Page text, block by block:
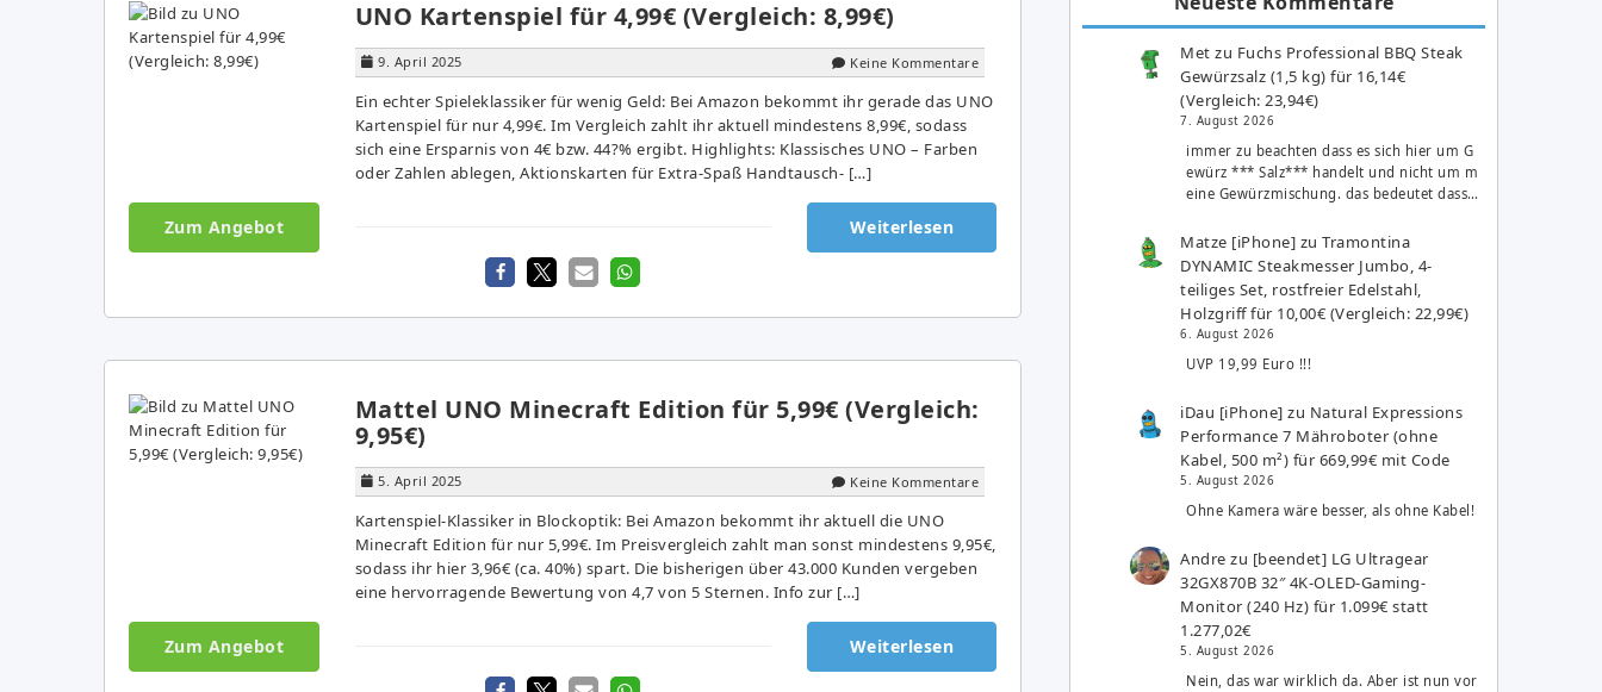
UNO Kartenspiel für 4,99€ (Vergleich: 8,99€)
9. April 2025 Keine Kommentare
Ein echter Spieleklassiker für wenig Geld: Bei Amazon bekommt ihr gerade das UNO
Kartenspiel für nur 4,99€. Im Vergleich zahlt ihr aktuell mindestens 8,99€, sodass
sich eine Ersparnis von 4€ bzw. 44?% ergibt. Highlights: Klassisches UNO – Farben
oder Zahlen ablegen, Aktionskarten für Extra-Spaß Handtausch- […]
Zum Angebot Weiterlesen
Mattel UNO Minecraft Edition für 5,99€ (Vergleich:
9,95€)
5. April 2025 Keine Kommentare
Kartenspiel-Klassiker in Blockoptik: Bei Amazon bekommt ihr aktuell die UNO
Minecraft Edition für nur 5,99€. Im Preisvergleich zahlt man sonst mindestens 9,95€,
sodass ihr hier 3,96€ (ca. 40%) spart. Die bisherigen über 43.000 Kunden vergeben
eine hervorragende Bewertung von 4,7 von 5 Sternen. Info zur […]
Zum Angebot Weiterlesen
Met zu Fuchs Professional BBQ Steak
Gewürzsalz (1,5 kg) für 16,14€
(Vergleich: 23,94€)
7. August 2026
immer zu beachten dass es sich hier um G
ewürz *** Salz*** handelt und nicht um m
eine Gewürzmischung. das bedeutet dass…
Matze [iPhone] zuTramontina
DYNAMIC Steakmesser Jumbo, 4-
teiliges Set, rostfreier Edelstahl,
Holzgriff für 10,00€ (Vergleich: 22,99€)
6. August 2026
UVP 19,99 Euro !!!
iDau [iPhone] zu Natural Expressions
Performance 7 Mähroboter (ohne
Kabel, 500 m²) für 669,99€ mit Code
5. August 2026
Ohne Kamera wäre besser, als ohne Kabel!
Andre zu [beendet] LG Ultragear
32GX870B 32″ 4K-OLED-Gaming-
Monitor (240 Hz) für 1.099€ statt
1.277,02€
5. August 2026
Nein, das war wirklich da. Aber ist nun vor